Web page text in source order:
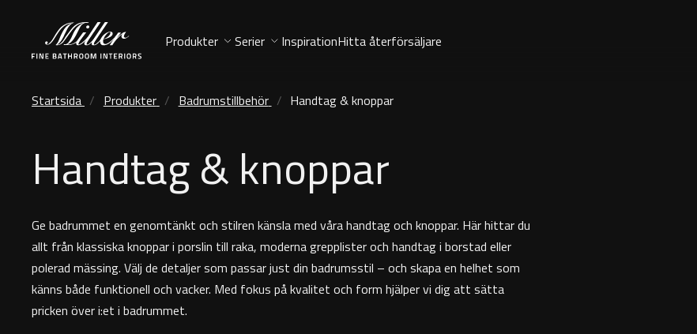
Produkter Serier InspirationHitta återförsäljare
Startsida Produkter Badrumstillbehör Handtag & knoppar
Handtag & knoppar
Ge badrummet en genomtänkt och stilren känsla med våra handtag och knoppar. Här hittar du
allt från klassiska knoppar i porslin till raka, moderna grepplister och handtag i borstad eller
polerad mässing. Välj de detaljer som passar just din badrumsstil – och skapa en helhet som
känns både funktionell och vacker. Med fokus på kvalitet och form hjälper vi dig att sätta
pricken över i:et i badrummet.